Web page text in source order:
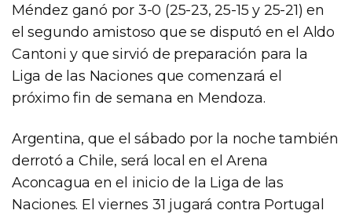
Méndez ganó por 3-0 (25-23, 25-15 y 25-21) en
el segundo amistoso que se disputó en el Aldo
Cantoni y que sirvió de preparación para la
Liga de las Naciones que comenzará el
próximo fin de semana en Mendoza.
Argentina, que el sábado por la noche también
derrotó a Chile, será local en el Arena
Aconcagua en el inicio de la Liga de las
Naciones. El viernes 31 jugará contra Portugal